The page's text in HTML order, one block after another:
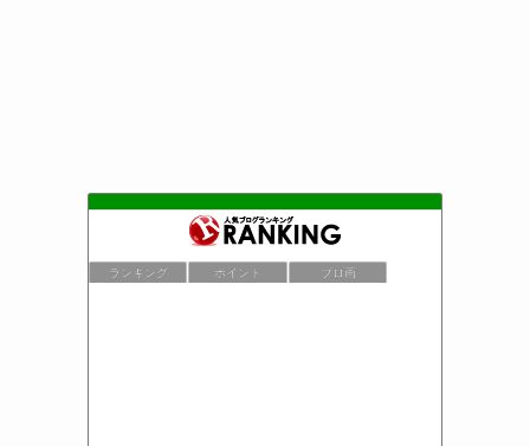
ランキング ポイント ブロ画